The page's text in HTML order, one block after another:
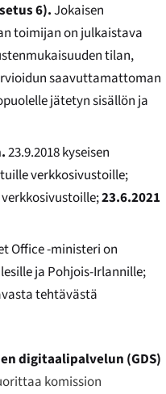
6).Jokaisen
toimijan on julkaistava
tilan,
saavuttamattoman
jätetyn sisällön ja
23.9.2018 kyseisen
verkkosivustoille;
23.6.2021
Office -ministeri on
ja Pohjois-Irlannille;
tehtävästä
digitaalipalvelun (GDS)
komission